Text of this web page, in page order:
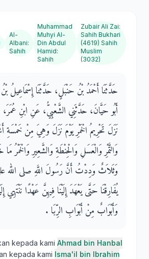
Al-
Albani:
Sahih
Muhammad
Muhyi Al-
Din Abdul
Hamid:
Sahih
Zubair Ali Zai:
Sahih Bukhari
(4619) Sahih
Muslim
(3032)
حَدَّثَنَا أَحْمَدُ بْنُ حَنْبَلٍ، حَدَّثَنَا إِسْمَاعِيلُ بْنُ
أَبُو حَيَّانَ، حَدَّثَنِي الشَّعْبِيُّ، عَنِ ابْنِ
نَزَلَ تَحْرِيمُ الْخَمْرِ يَوْمَ نَزَلَ وَهِيَ مِنْ خَمْسَةِ
وَالتَّمْرِ وَالْعَسَلِ وَالْحِنْطَةِ وَالشَّعِيرِ وَالْخَمْرُ
وَثَلاَثٌ وَدِدْتُ أَنَّ رَسُولَ اللَّهِ صلى الله
يُفَارِقْنَا حَتَّى يَعْهَدَ إِلَيْنَا فِيهِنَّ عَهْدًا نَنْتَهِي
وَأَبْوَابٌ مِنْ أَبْوَابِ الرِّبَا ‏.‏
kepada kami Ahmad bin Hanbal
kepada kami Isma'il bin Ibrahim